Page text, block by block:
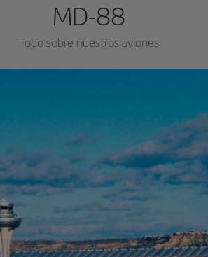
MD-88
Todo sobre nuestros aviones